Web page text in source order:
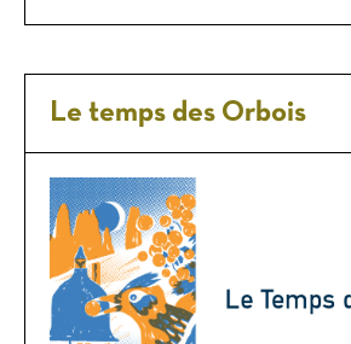
Le temps des Orbois